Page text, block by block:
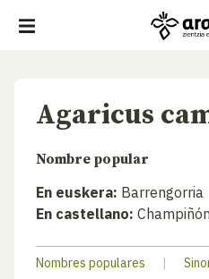
Agaricus
Nombre popular
En euskera: Barrengorria
En castellano:
Nombres populares |